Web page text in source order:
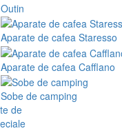
Outin
Aparate de cafea Staresso
Aparate de cafea Cafflano
Sobe de camping